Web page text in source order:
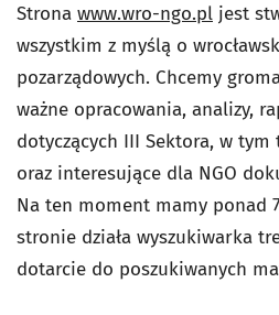
Strona www.wro-ngo.pl jest
wszystkim z myślą o
pozarządowych. Chcemy
ważne opracowania, analizy,
dotyczących III Sektora, w tym
oraz interesujące dla NGO
Na ten moment mamy ponad
stronie działa wyszukiwarka
dotarcie do poszukiwanych